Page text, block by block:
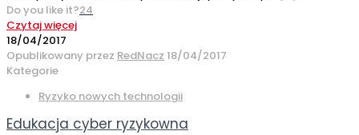
Do you like it?24
Czytaj więcej
18/04/2017
Opublikowany przez RedNacz 18/04/2017
Kategorie
Ryzyko nowych technologii
Edukacja cyber ryzykowna